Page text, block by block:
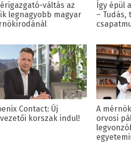
váltás az
legnagyobb magyar
Így épül
– Tudás,
Contact: Új
korszak indul!
A
orvosi